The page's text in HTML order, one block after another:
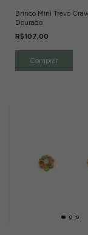
Brinco Mini Trevo
Dourado
R$107,00